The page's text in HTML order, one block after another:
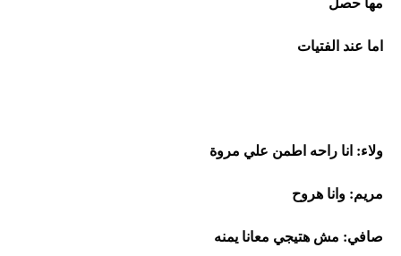
اما عند الفتيات
ولاء: انا راحه اطمن علي مروة
مريم: وانا هروح
صافي: مش هتيجي معانا يمنه